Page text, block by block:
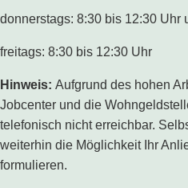
donnerstags: 8:30 bis 12:30 Uhr
freitags: 8:30 bis 12:30 Uhr
Hinweis: Aufgrund des hohen
Jobcenter und die
telefonisch nicht erreichbar.
weiterhin die Möglichkeit Ihr
formulieren.